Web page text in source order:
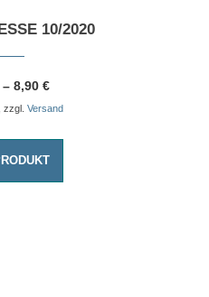
10/2020
– 8,90 €
zzgl. Versand